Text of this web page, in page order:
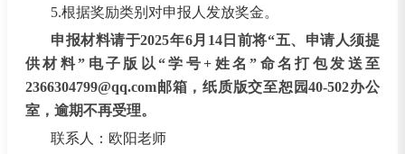
5.根据奖励类别对申报人发放奖金。
申报材料请于2025年6月 14日前将“五、申请人须提
供材料”电子版以“学号+姓名”命名打包发送至
2366304799@qq.com邮箱，纸质版交至恕园40-502办公
室，逾期不再受理。
联系人：欧阳老师